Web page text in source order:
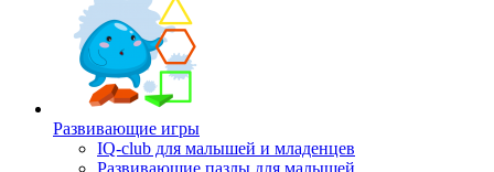
Развивающие игры
IQ-club для малышей и младенцев
Развивающие пазлы для малышей